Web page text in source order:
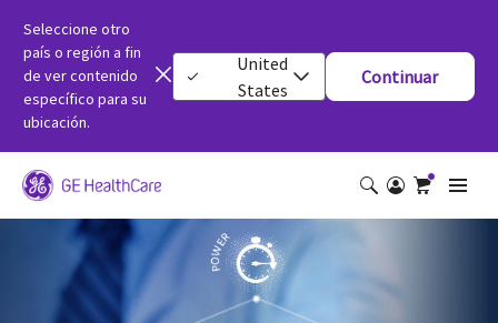
Seleccione otro
país o región a fin
de ver contenido
específico para su
ubicación.
United
States
Continuar